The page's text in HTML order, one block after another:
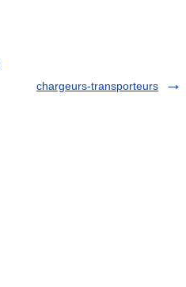
chargeurs-transporteurs